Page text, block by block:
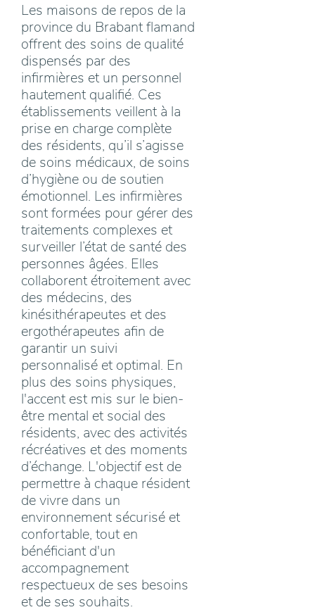
Les maisons de repos de la
province du Brabant flamand
offrent des soins de qualité
dispensés par des
infirmières et un personnel
hautement qualifié. Ces
établissements veillent à la
prise en charge complète
des résidents, qu’il s’agisse
de soins médicaux, de soins
d’hygiène ou de soutien
émotionnel. Les infirmières
sont formées pour gérer des
traitements complexes et
surveiller l’état de santé des
personnes âgées. Elles
collaborent étroitement avec
des médecins, des
kinésithérapeutes et des
ergothérapeutes afin de
garantir un suivi
personnalisé et optimal. En
plus des soins physiques,
l'accent est mis sur le bien-
être mental et social des
résidents, avec des activités
récréatives et des moments
d’échange. L'objectif est de
permettre à chaque résident
de vivre dans un
environnement sécurisé et
confortable, tout en
bénéficiant d'un
accompagnement
respectueux de ses besoins
et de ses souhaits.